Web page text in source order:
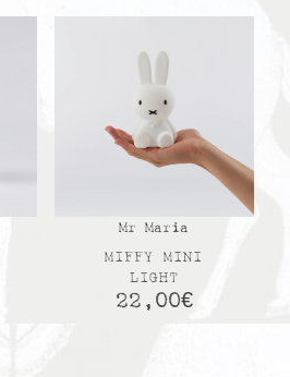
Mr Maria
MIFFY MINI
LIGHT
22,00€